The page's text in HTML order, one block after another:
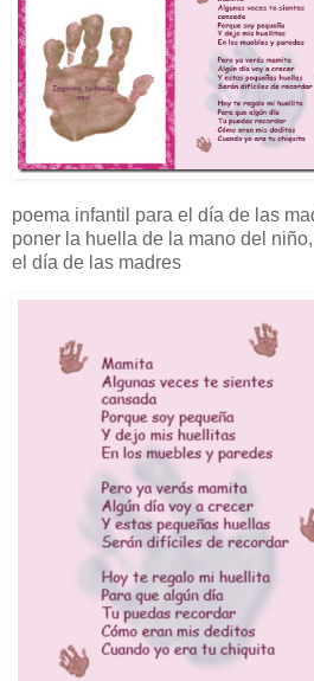
poema infantil para el día de las
poner la huella de la mano del
el día de las madres